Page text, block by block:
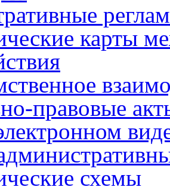
карты
правовые
схемы